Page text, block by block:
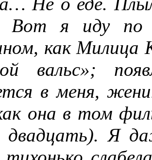
Вот я иду по
как Милица
вальс»;
в меня,
она в том
двадцать). Я